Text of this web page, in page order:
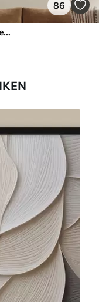
86
Abstrakte große Pinselstriche im modernen Stil